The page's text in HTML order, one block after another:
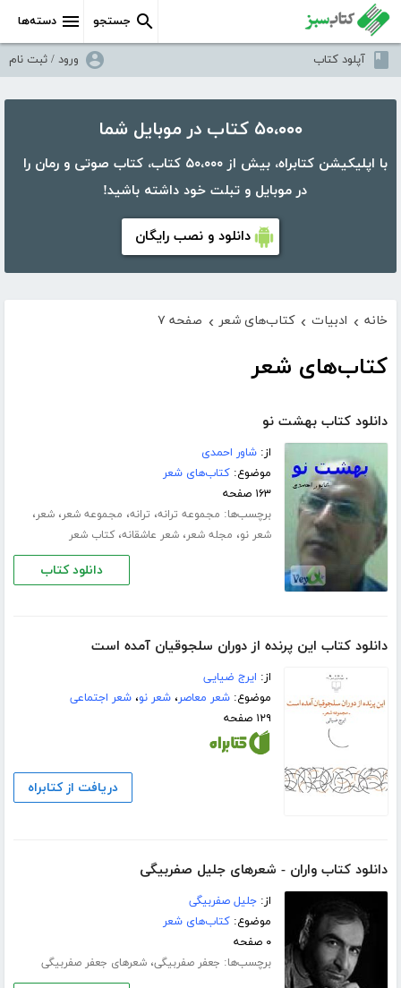
دسته‌ها جستجو
آپلود کتاب ورود / ثبت نام
۵۰،۰۰۰ کتاب در موبایل شما
با اپلیکیشن کتابراه، بیش از ۵۰،۰۰۰ کتاب، کتاب صوتی و رمان را
در موبایل و تبلت خود داشته باشید!
دانلود و نصب رایگان
خانه › ادبیات › کتاب‌های شعر › صفحه ۷
کتاب‌های شعر
دانلود کتاب بهشت نو
از:شاور احمدی
موضوع:کتاب‌های شعر
۱۶۳ صفحه
برچسب‌ها: مجموعه ترانه، ترانه، مجموعه شعر،شعر،
شعر نو، مجله شعر،شعر عاشقانه،کتاب شعر
دانلود کتاب
دانلود کتاب این پرنده از دوران سلجوقیان آمده است
از: ایرج ضیایی
موضوع:شعر معاصر،شعر نو،شعر اجتماعی
۱۲۹ صفحه
دریافت از کتابراه
دانلود کتاب واران - شعرهای جلیل صفربیگی
از:جلیل صفربیگی
موضوع:کتاب‌های شعر
۰ صفحه
برچسب‌ها: جعفر صفربیگی،شعرهای جعفر صفربیگی